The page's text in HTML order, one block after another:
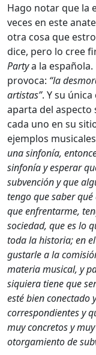
Hago notar que la
veces en este
otra cosa que
dice, pero lo cree
Partya la española.
provoca: “la
artistas”. Y su
aparta del aspecto
cada uno en su
ejemplos
una sinfonía,
sinfonía y esperar
subvención y que
tengo que saber
que enfrentarme,
sociedad, que es lo
toda la historia; en
gustarle a la
materia musical, y
siquiera tiene que
esté bien conectado
correspondientes y
muy concretos y
otorgamiento de